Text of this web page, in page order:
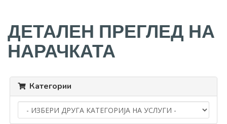
ДЕТАЛЕН ПРЕГЛЕД НА
НАРАЧКАТА
Категории